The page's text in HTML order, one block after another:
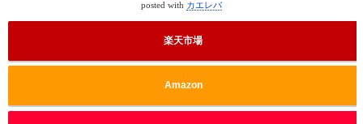
posted with カエレバ
楽天市場
Amazon